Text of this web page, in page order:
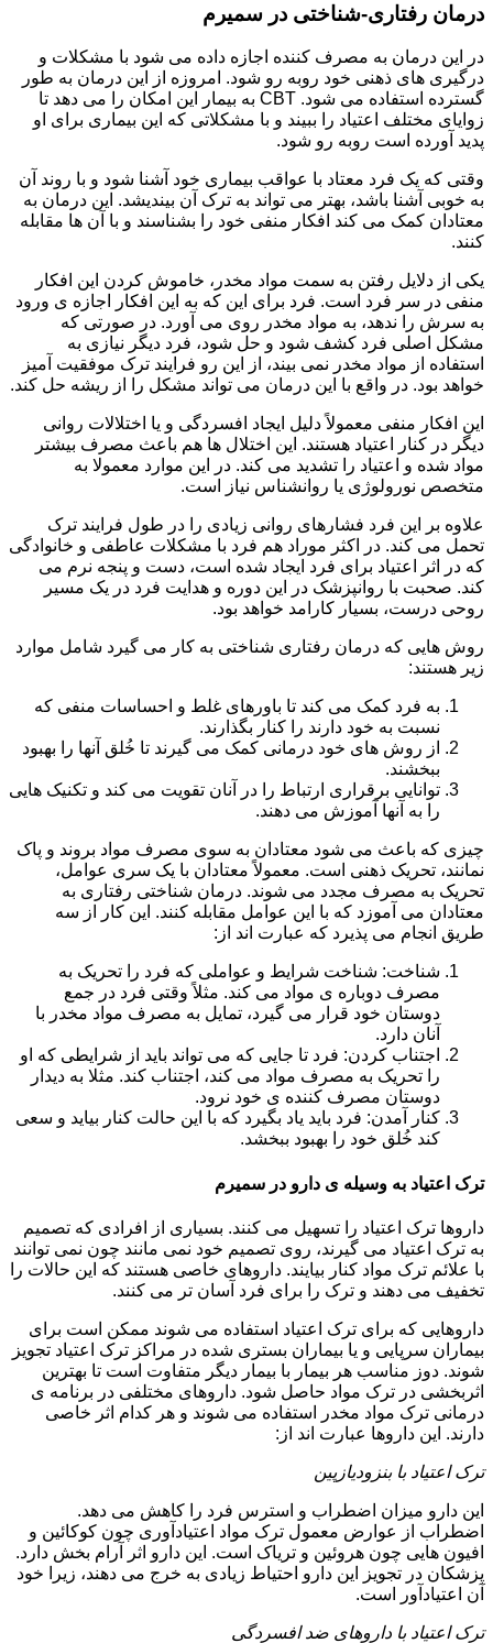
درمان رفتاری-شناختی در سمیرم
در این درمان به مصرف کننده اجازه داده می شود با مشکلات و
درگیری های ذهنی خود روبه رو شود. امروزه از این درمان به طور
گسترده استفاده می شود. CBT به بیمار این امکان را می دهد تا
زوایای مختلف اعتیاد را ببیند و با مشکلاتی که این بیماری برای او
پدید آورده است روبه رو شود.
وقتی که یک فرد معتاد با عواقب بیماری خود آشنا شود و با روند آن
به خوبی آشنا باشد، بهتر می تواند به ترک آن بیندیشد. این درمان به
معتادان کمک می کند افکار منفی خود را بشناسند و با آن ها مقابله
کنند.
یکی از دلایل رفتن به سمت مواد مخدر، خاموش کردن این افکار
منفی در سر فرد است. فرد برای این که به این افکار اجازه ی ورود
به سرش را ندهد، به مواد مخدر روی می آورد. در صورتی که
مشکل اصلی فرد کشف شود و حل شود، فرد دیگر نیازی به
استفاده از مواد مخدر نمی بیند، از این رو فرایند ترک موفقیت آمیز
خواهد بود. در واقع با این درمان می تواند مشکل را از ریشه حل کند.
این افکار منفی معمولاً دلیل ایجاد افسردگی و یا اختلالات روانی
دیگر در کنار اعتیاد هستند. این اختلال ها هم باعث مصرف بیشتر
مواد شده و اعتیاد را تشدید می کند. در این موارد معمولا به
متخصص نورولوژی یا روانشناس نیاز است.
علاوه بر این فرد فشارهای روانی زیادی را در طول فرایند ترک
تحمل می کند. در اکثر موراد هم فرد با مشکلات عاطفی و خانوادگی
که در اثر اعتیاد برای فرد ایجاد شده است، دست و پنجه نرم می
کند. صحبت با روانپزشک در این دوره و هدایت فرد در یک مسیر
روحی درست، بسیار کارامد خواهد بود.
روش هایی که درمان رفتاری شناختی به کار می گیرد شامل موارد
زیر هستند:
به فرد کمک می کند تا باورهای غلط و احساسات منفی که
نسبت به خود دارند را کنار بگذارند.
از روش های خود درمانی کمک می گیرند تا خُلق آنها را بهبود
ببخشند.
توانایی برقراری ارتباط را در آنان تقویت می کند و تکنیک هایی
را به آنها آموزش می دهند.
چیزی که باعث می شود معتادان به سوی مصرف مواد بروند و پاک
نمانند، تحریک ذهنی است. معمولاً معتادان با یک سری عوامل،
تحریک به مصرف مجدد می شوند. درمان شناختی رفتاری به
معتادان می آموزد که با این عوامل مقابله کنند. این کار از سه
طریق انجام می پذیرد که عبارت اند از:
شناخت: شناخت شرایط و عواملی که فرد را تحریک به
مصرف دوباره ی مواد می کند. مثلاً وقتی فرد در جمع
دوستان خود قرار می گیرد، تمایل به مصرف مواد مخدر با
آنان دارد.
اجتناب کردن: فرد تا جایی که می تواند باید از شرایطی که او
را تحریک به مصرف مواد می کند، اجتناب کند. مثلا به دیدار
دوستان مصرف کننده ی خود نرود.
کنار آمدن: فرد باید یاد بگیرد که با این حالت کنار بیاید و سعی
کند خُلق خود را بهبود ببخشد.
ترک اعتیاد به وسیله ی دارو در سمیرم
داروها ترک اعتیاد را تسهیل می کنند. بسیاری از افرادی که تصمیم
به ترک اعتیاد می گیرند، روی تصمیم خود نمی مانند چون نمی توانند
با علائم ترک مواد کنار بیایند. داروهای خاصی هستند که این حالات را
تخفیف می دهند و ترک را برای فرد آسان تر می کنند.
داروهایی که برای ترک اعتیاد استفاده می شوند ممکن است برای
بیماران سرپایی و یا بیماران بستری شده در مراکز ترک اعتیاد تجویز
شوند. دوز مناسب هر بیمار با بیمار دیگر متفاوت است تا بهترین
اثربخشی در ترک مواد حاصل شود. داروهای مختلفی در برنامه ی
درمانی ترک مواد مخدر استفاده می شوند و هر کدام اثر خاصی
دارند. این داروها عبارت اند از:
ترک اعتیاد با بنزودیازپین
این دارو میزان اضطراب و استرس فرد را کاهش می دهد.
اضطراب از عوارض معمول ترک مواد اعتیادآوری چون کوکائین و
افیون هایی چون هروئین و تریاک است. این دارو اثر آرام بخش دارد.
پزشکان در تجویز این دارو احتیاط زیادی به خرج می دهند، زیرا خود
آن اعتیادآور است.
ترک اعتیاد با داروهای ضد افسردگی